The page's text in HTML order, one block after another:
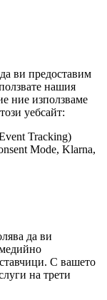
ви предоставим
нашия
ние използваме
уебсайт:
Tracking)
Mode, Klarna,
да ви
С вашето
на трети